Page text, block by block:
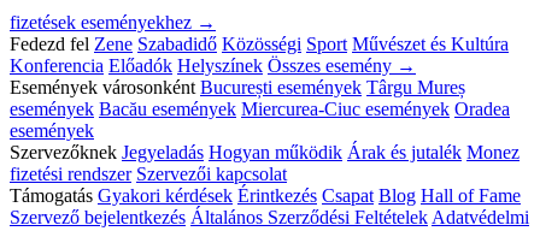
fizetések eseményekhez →
Fedezd fel Zene Szabadidő Közösségi Sport Művészet és Kultúra
Konferencia Előadók Helyszínek Összes esemény →
Események városonként București események Târgu Mureș
események Bacău események Miercurea-Ciuc események Oradea
események
Szervezőknek Jegyeladás Hogyan működik Árak és jutalék Monez
fizetési rendszer Szervezői kapcsolat
Támogatás Gyakori kérdések Érintkezés Csapat Blog Hall of Fame
Szervező bejelentkezés Általános Szerződési Feltételek Adatvédelmi